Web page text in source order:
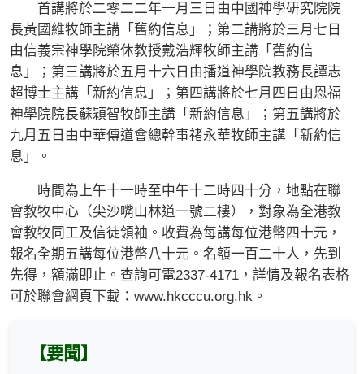
首講將於二零二二年一月三日由中國神學研究院院
長黃國維牧師主講「舊約信息」；第二講將於三月七日
由信義宗神學院榮休教授戴浩輝牧師主講「舊約信
息」；第三講將於五月十六日由播道神學院教務長譚志
超博士主講「新約信息」；第四講將於七月四日由恩福
神學院院長蘇穎智牧師主講「新約信息」；第五講將於
九月五日由中華傳道會總幹事禇永華牧師主講「新約信
息」。
時間為上午十一時至中午十二時四十分，地點在聯
會教牧中心（尖沙嘴山林道一號二樓），對象為全港教
會教牧同工及信徒領袖。收費為每講每位港幣四十元，
報名全期五講每位港幣八十元。名額一百二十人，先到
先得，額滿即止。查詢可電2337-4171，詳情及報名表格
可於聯會網頁下載：www.hkcccu.org.hk。
【要聞】